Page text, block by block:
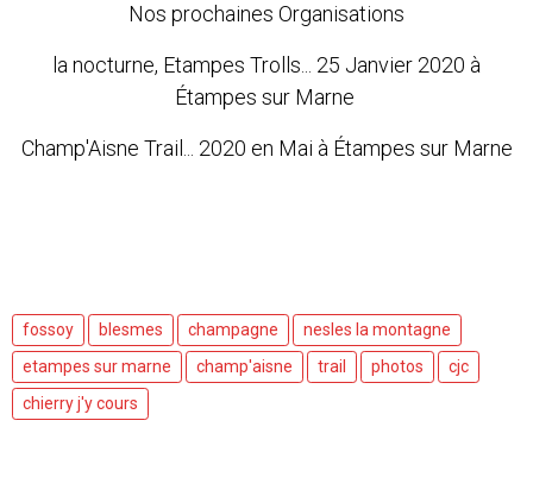
Nos prochaines Organisations
la nocturne, Etampes Trolls... 25 Janvier 2020 à
Étampes sur Marne
Champ'Aisne Trail... 2020 en Mai à Étampes sur Marne
fossoy blesmes champagne
nesles la montagne
etampes sur marne
champ'aisne trail photos
cjc
chierry j'y cours